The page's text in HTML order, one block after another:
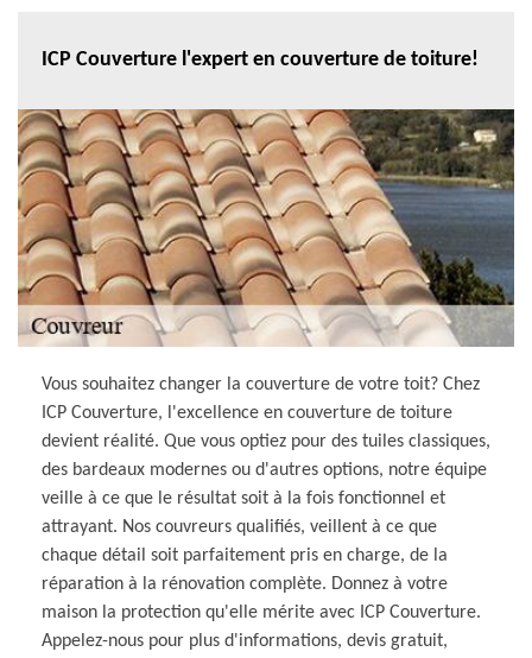
ICP Couverture l'expert en couverture de toiture!
Vous souhaitez changer la couverture de votre toit? Chez
ICP Couverture, l'excellence en couverture de toiture
devient réalité. Que vous optiez pour des tuiles classiques,
des bardeaux modernes ou d'autres options, notre équipe
veille à ce que le résultat soit à la fois fonctionnel et
attrayant. Nos couvreurs qualifiés, veillent à ce que
chaque détail soit parfaitement pris en charge, de la
réparation à la rénovation complète. Donnez à votre
maison la protection qu'elle mérite avec ICP Couverture.
Appelez-nous pour plus d'informations, devis gratuit,